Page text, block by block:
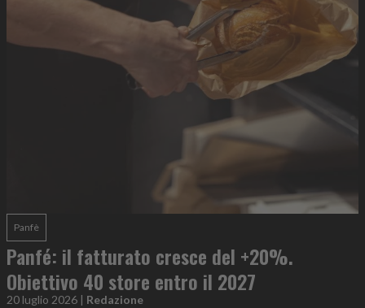
Panfè
Panfé: il fatturato cresce del +20%.
Obiettivo 40 store entro il 2027
20 luglio 2026 | Redazione